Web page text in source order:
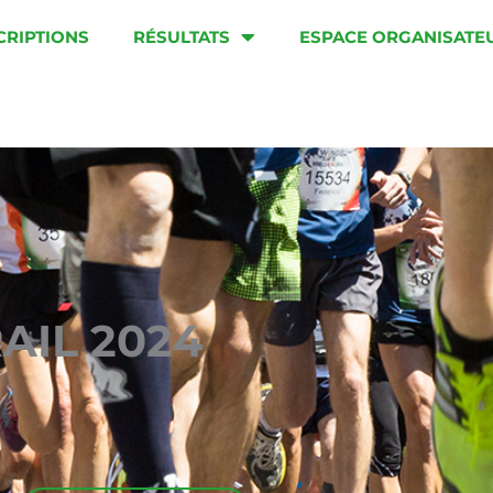
RÉSULTATS ESPACE
2024